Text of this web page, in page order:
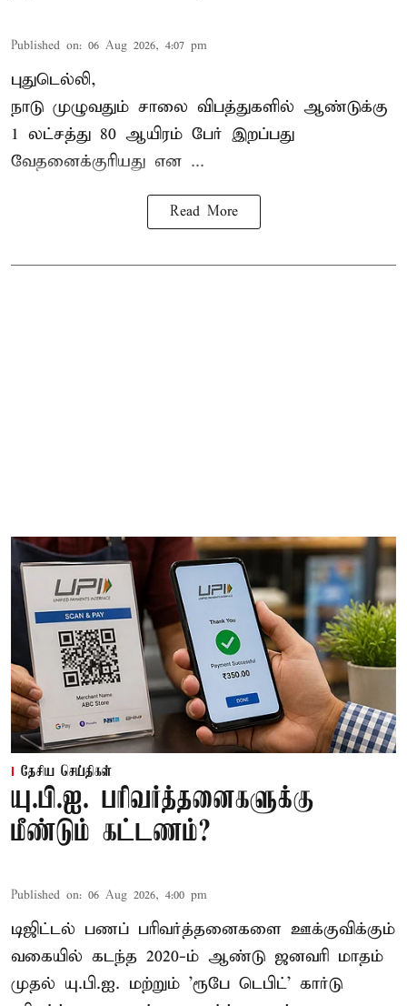
Published on: 06 Aug 2026, 4:07 pm
புதுடெல்லி,
நாடு முழுவதும் சாலை விபத்துகளில் ஆண்டுக்கு
1 லட்சத்து 80 ஆயிரம் பேர் இறப்பது
வேதனைக்குரியது என ...
Read More
தேசிய செய்திகள்
யு.பி.ஐ. பரிவர்த்தனைகளுக்கு
மீண்டும் கட்டணம்?
Published on: 06 Aug 2026, 4:00 pm
டிஜிட்டல் பணப் பரிவர்த்தனைகளை ஊக்குவிக்கும்
வகையில் கடந்த 2020-ம் ஆண்டு ஜனவரி மாதம்
முதல் யு.பி.ஐ. மற்றும் 'ரூபே டெபிட்' கார்டு